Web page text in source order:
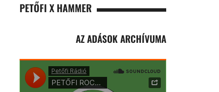
PETŐFI X HAMMER
AZ ADÁSOK ARCHÍVUMA